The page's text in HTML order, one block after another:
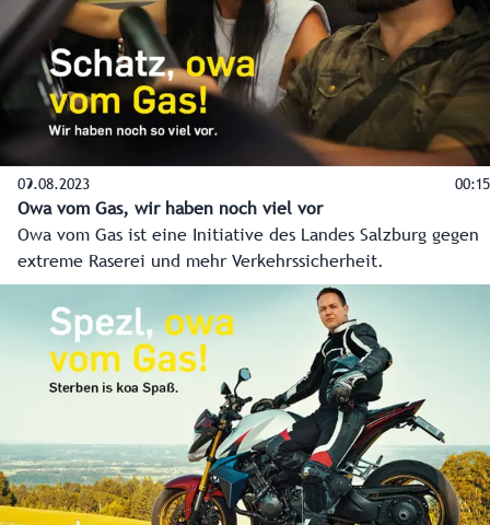
09.08.2023 00:15
Owa vom Gas, wir haben noch viel vor
Owa vom Gas ist eine Initiative des Landes Salzburg gegen
extreme Raserei und mehr Verkehrssicherheit.